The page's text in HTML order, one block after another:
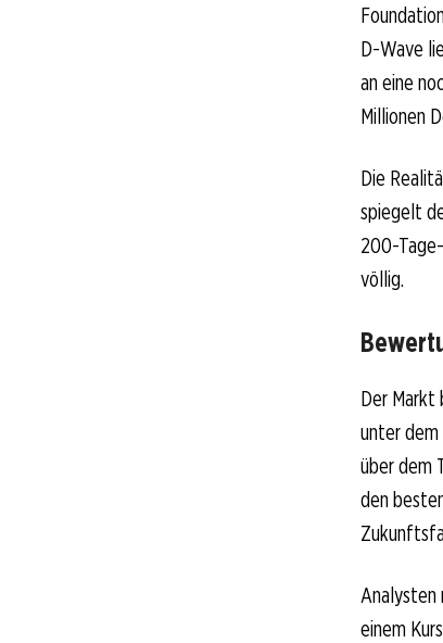
D-Wave
an eine
Millionen
Die
spiegelt
200-
völlig.
Der Markt
unter
über dem
den
Analysten
einem